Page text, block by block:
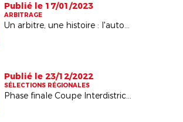
Publié le 17/01/2023
ARBITRAGE
Un arbitre, une histoire : l'autoportrait de Willy Delajod I FFF 2023
Publié le 23/12/2022
SÉLECTIONS RÉGIONALES
Phase finale Coupe Interdistricts 2022